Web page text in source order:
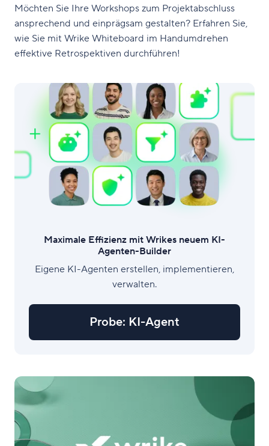
Möchten Sie Ihre Workshops zum Projektabschluss
ansprechend und einprägsam gestalten? Erfahren Sie,
wie Sie mit Wrike Whiteboard im Handumdrehen
effektive Retrospektiven durchführen!
Maximale Effizienz mit Wrikes neuem KI-
Agenten-Builder
Eigene KI-Agenten erstellen, implementieren,
verwalten.
Probe: KI-Agent